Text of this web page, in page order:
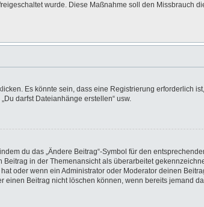
wurde. Diese Maßnahme soll den Missbrauch
Es könnte sein, dass eine Registrierung erforderlich
darfst Dateianhänge erstellen“ usw.
du das „Ändere Beitrag“-Symbol für den
in der Themenansicht als überarbeitet
oder wenn ein Administrator oder Moderator deinen
Beitrag nicht löschen können, wenn bereits jemand